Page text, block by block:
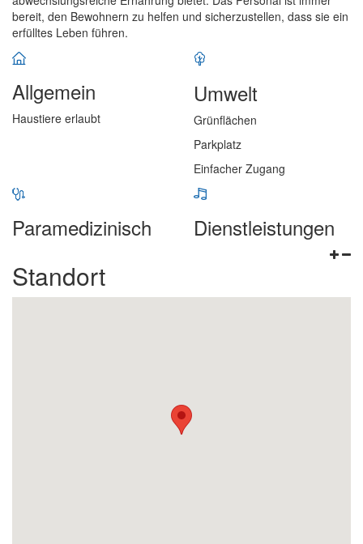
bereit, den Bewohnern zu helfen und sicherzustellen, dass sie ein
erfülltes Leben führen.
Allgemein
Haustiere erlaubt
Umwelt
Grünflächen
Parkplatz
Einfacher Zugang
Paramedizinisch Dienstleistungen
Standort